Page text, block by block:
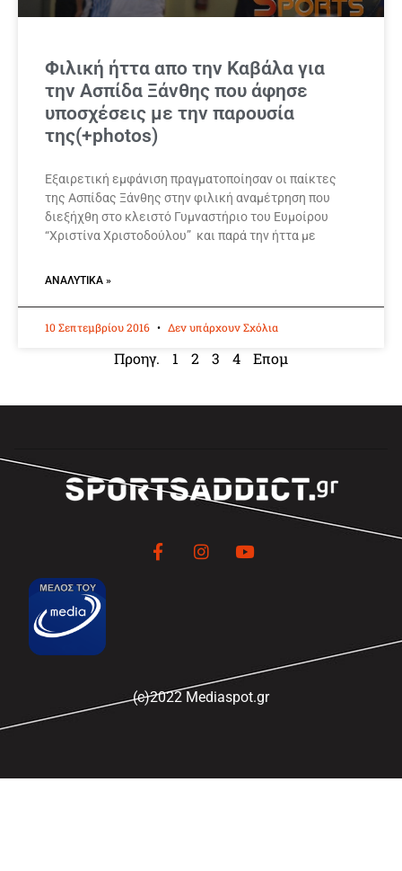
Φιλική ήττα απο την Καβάλα για
την Ασπίδα Ξάνθης που άφησε
υποσχέσεις με την παρουσία
της(+photos)
Εξαιρετική εμφάνιση πραγματοποίησαν οι παίκτες
της Ασπίδας Ξάνθης στην φιλική αναμέτρηση που
διεξήχθη στο κλειστό Γυμναστήριο του Ευμοίρου
“Χριστίνα Χριστοδούλου” και παρά την ήττα με
ΑΝΑΛΥΤΙΚΆ »
10 Σεπτεμβρίου 2016 Δεν υπάρχουν Σχόλια
Προηγ. 1 2 3 4 Επομ
(c)2022 Mediaspot.gr